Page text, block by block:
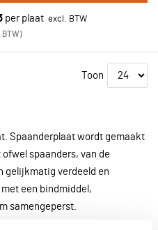
per plaat
BTW
Toon
Spaanderplaat wordt gemaakt
ofwel spaanders, van de
gelijkmatig verdeeld en
een bindmiddel,
samengeperst.